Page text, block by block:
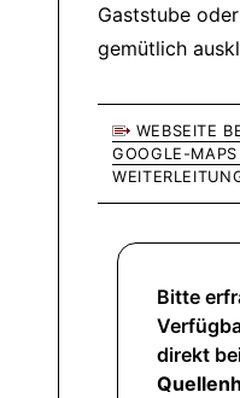
Gaststube
gemütlich
WEBSEITE
GOOGLE-
Bitte
direkt